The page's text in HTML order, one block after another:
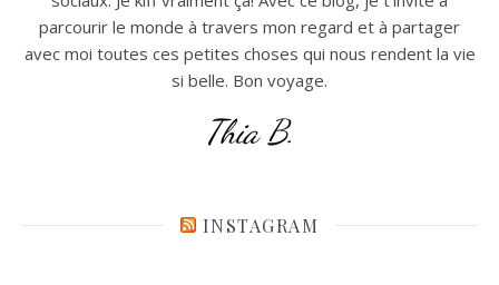
parcourir le monde à travers mon regard et à partager
avec moi toutes ces petites choses qui nous rendent la vie
si belle. Bon voyage.
Thia B.
INSTAGRAM